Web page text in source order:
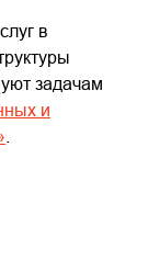
в
задачам
и